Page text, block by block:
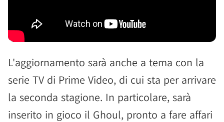
L'aggiornamento sarà anche a tema con la
serie TV di Prime Video, di cui sta per arrivare
la seconda stagione. In particolare, sarà
inserito in gioco il Ghoul, pronto a fare affari